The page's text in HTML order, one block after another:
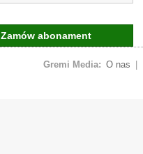
Zamów abonament
Gremi Media: O nas